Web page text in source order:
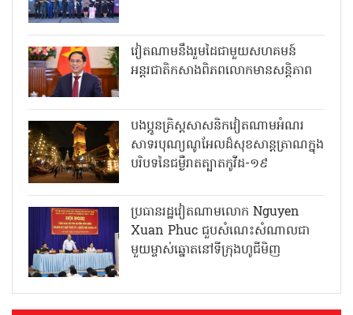
វៀតណាមនឹងរួមដៃជាមួយសហគមន៍
អន្តរជាតិកសាងពិភពលោកមានសន្តិភាព
បងប្អូនគ្រិស្តសាសនិកវៀតណាមអំណរ
សាទរបុណ្យណូអែលដ៏សុខសាន្តត្រាណក្នុង
បរិបទនៃជម្ងឺរាតត្បាតកូវីដ-១៩
ប្រធានរដ្ឋវៀតណាមលោក Nguyen
Xuan Phuc ជួបសំណេះសំណាលជា
មួយម្ចាស់ឆ្នោតនៅទីក្រុងហូជីមិញ